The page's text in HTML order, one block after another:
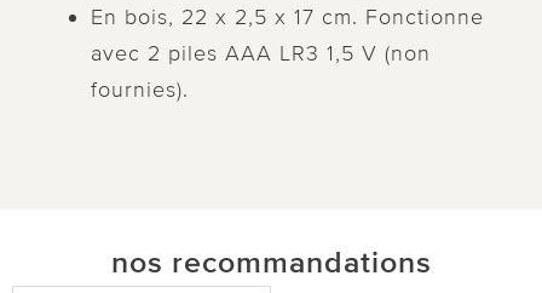
En bois, 22 x 2,5 x 17 cm. Fonctionne
avec 2 piles AAA LR3 1,5 V (non
fournies).
nos recommandations